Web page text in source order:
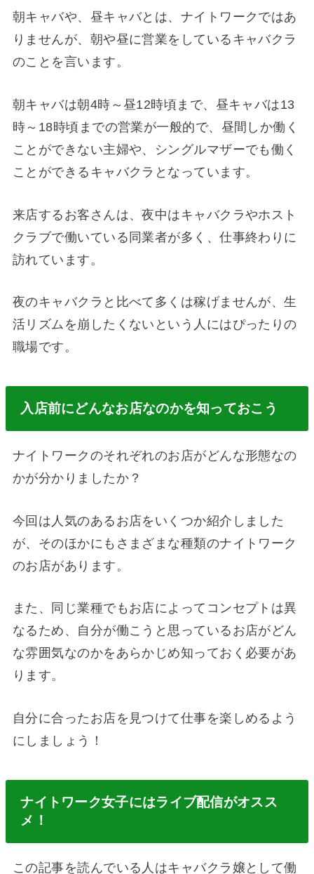
朝キャバや、昼キャバとは、ナイトワークではあ
りませんが、朝や昼に営業をしているキャバクラ
のことを言います。
朝キャバは朝4時～昼12時頃まで、昼キャバは13
時～18時頃までの営業が一般的で、昼間しか働く
ことができない主婦や、シングルマザーでも働く
ことができるキャバクラとなっています。
来店するお客さんは、夜中はキャバクラやホスト
クラブで働いている同業者が多く、仕事終わりに
訪れています。
夜のキャバクラと比べて多くは稼げませんが、生
活リズムを崩したくないという人にはぴったりの
職場です。
入店前にどんなお店なのかを知っておこう
ナイトワークのそれぞれのお店がどんな形態なの
かが分かりましたか？
今回は人気のあるお店をいくつか紹介しました
が、そのほかにもさまざまな種類のナイトワーク
のお店があります。
また、同じ業種でもお店によってコンセプトは異
なるため、自分が働こうと思っているお店がどん
な雰囲気なのかをあらかじめ知っておく必要があ
ります。
自分に合ったお店を見つけて仕事を楽しめるよう
にしましょう！
ナイトワーク女子にはライブ配信がオスス
メ！
この記事を読んでいる人はキャバクラ嬢として働